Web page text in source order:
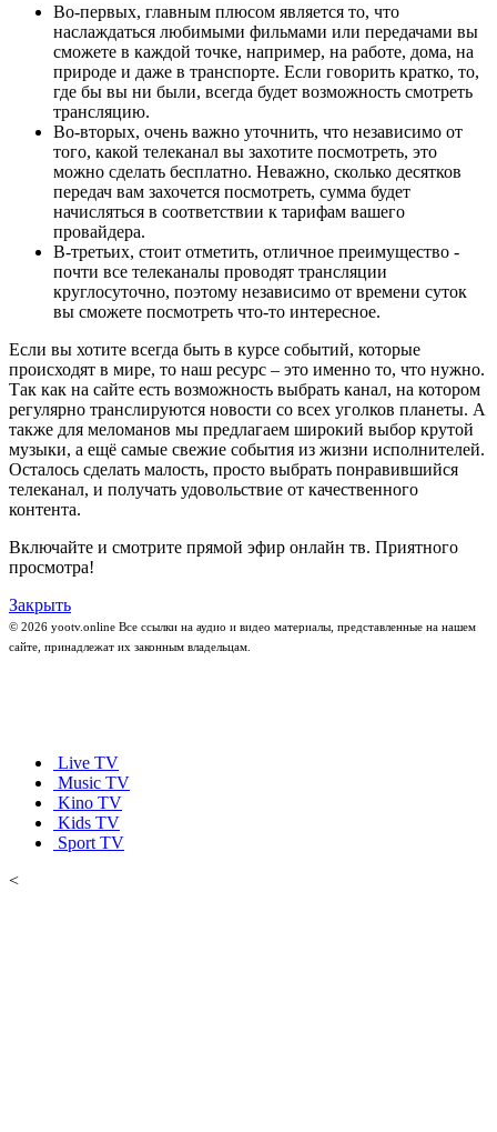
Во-первых, главным плюсом является то, что
наслаждаться любимыми фильмами или передачами вы
сможете в каждой точке, например, на работе, дома, на
природе и даже в транспорте. Если говорить кратко, то,
где бы вы ни были, всегда будет возможность смотреть
трансляцию.
Во-вторых, очень важно уточнить, что независимо от
того, какой телеканал вы захотите посмотреть, это
можно сделать бесплатно. Неважно, сколько десятков
передач вам захочется посмотреть, сумма будет
начисляться в соответствии к тарифам вашего
провайдера.
В-третьих, стоит отметить, отличное преимущество -
почти все телеканалы проводят трансляции
круглосуточно, поэтому независимо от времени суток
вы сможете посмотреть что-то интересное.
Если вы хотите всегда быть в курсе событий, которые
происходят в мире, то наш ресурс – это именно то, что нужно.
Так как на сайте есть возможность выбрать канал, на котором
регулярно транслируются новости со всех уголков планеты. А
также для меломанов мы предлагаем широкий выбор крутой
музыки, а ещё самые свежие события из жизни исполнителей.
Осталось сделать малость, просто выбрать понравившийся
телеканал, и получать удовольствие от качественного
контента.
Включайте и смотрите прямой эфир онлайн тв. Приятного
просмотра!
Закрыть
© 2026 yootv.online Все ссылки на аудио и видео материалы, представленные на нашем
сайте, принадлежат их законным владельцам.
Live TV
Music TV
Kino TV
Kids TV
Sport TV
<